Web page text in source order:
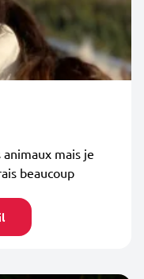
mais je
beaucoup